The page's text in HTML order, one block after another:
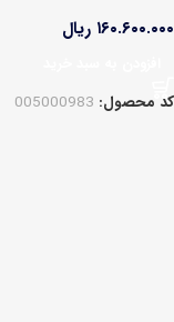
۱۶۰.۶۰۰.۰۰۰ ریال
کد محصول: 005000983